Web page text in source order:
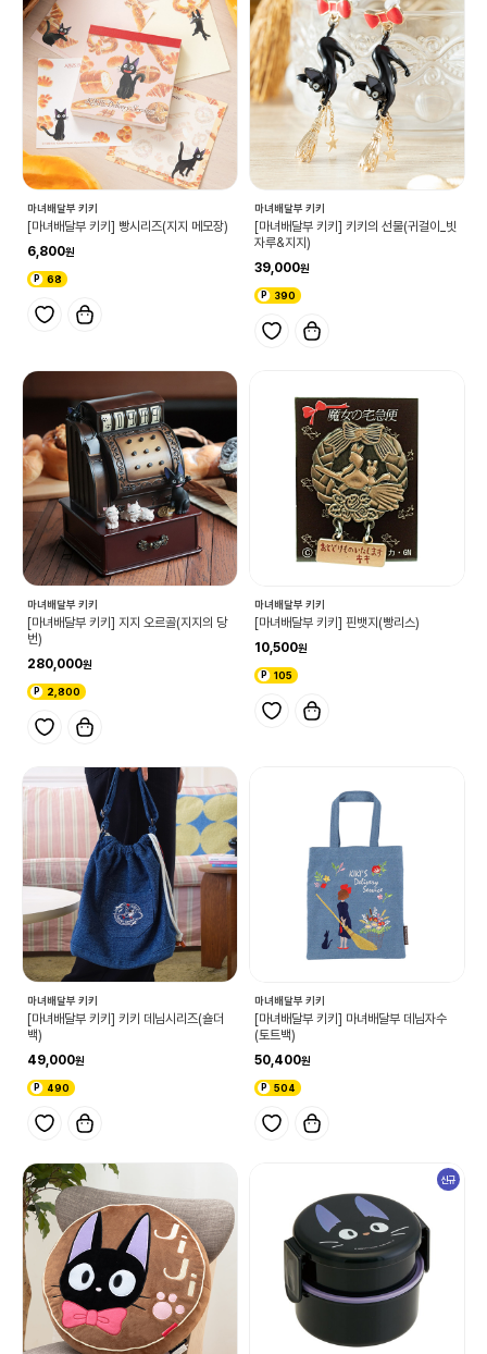
마녀배달부 키키
[마녀배달부 키키] 빵시리즈(지지 메모장)
6,800
68
마녀배달부 키키
[마녀배달부 키키] 키키의 선물(귀걸이_빗
자루&지지)
39,000
390
마녀배달부 키키
[마녀배달부 키키] 지지 오르골(지지의 당
번)
280,000
2,800
마녀배달부 키키
[마녀배달부 키키] 핀뱃지(빵리스)
10,500
105
마녀배달부 키키
[마녀배달부 키키] 키키 데님시리즈(숄더
백)
49,000
490
마녀배달부 키키
[마녀배달부 키키] 마녀배달부 데님자수
(토트백)
50,400
504
신규